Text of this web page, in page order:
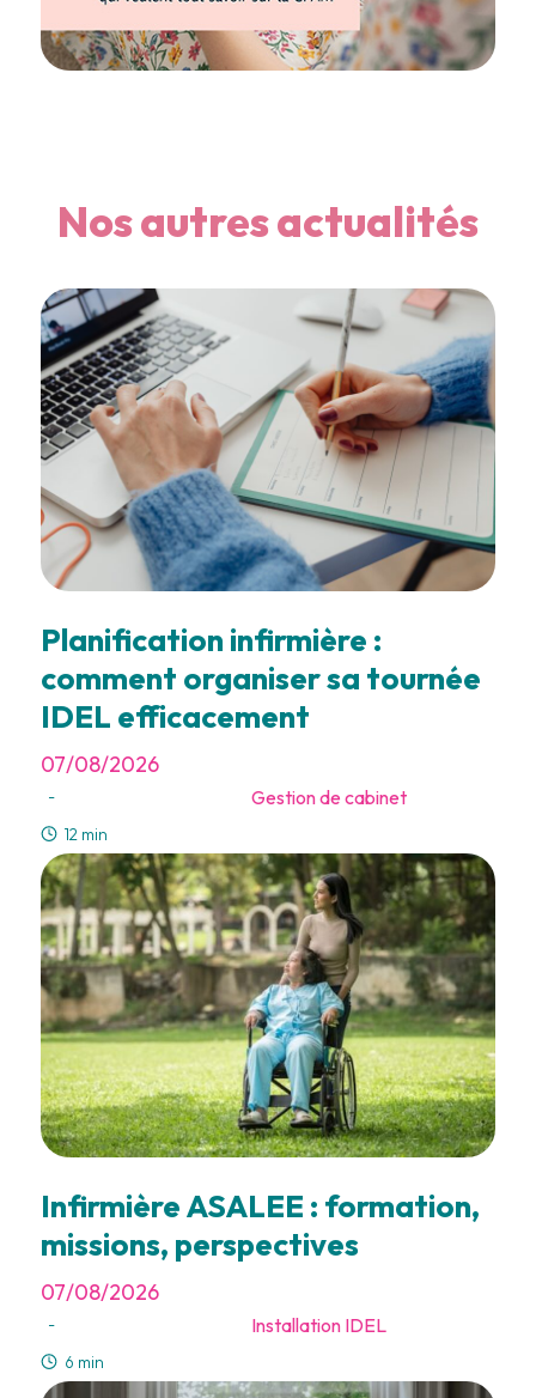
Nos autres actualités
Planification infirmière :
comment organiser sa tournée
IDEL efficacement
07/08/2026
- Gestion de cabinet
12 min
Infirmière ASALEE : formation,
missions, perspectives
07/08/2026
- Installation IDEL
6 min